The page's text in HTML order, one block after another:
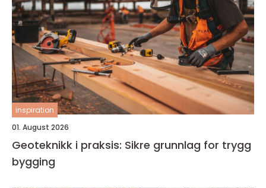
inspiration
01. August 2026
Geoteknikk i praksis: Sikre grunnlag for trygg
bygging